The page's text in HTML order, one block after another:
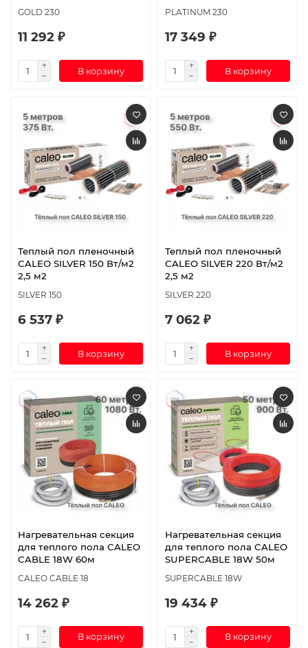
GOLD 230
11 292 ₽
В корзину
PLATINUM 230
17 349 ₽
В корзину
Теплый пол пленочный
CALEO SILVER 150 Вт/м2
2,5 м2
SILVER 150
6 537 ₽
В корзину
Теплый пол пленочный
CALEO SILVER 220 Вт/м2
2,5 м2
SILVER 220
7 062 ₽
В корзину
Нагревательная секция
для теплого пола CALEO
CABLE 18W 60м
CALEO CABLE 18
14 262 ₽
В корзину
Нагревательная секция
для теплого пола CALEO
SUPERCABLE 18W 50м
SUPERCABLE 18W
19 434 ₽
В корзину